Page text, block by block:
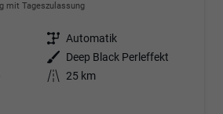
mit Tageszulassung
Getriebe Automatik
Außenfarbe
Deep Black Perleffekt
Kilometerstand 25 km